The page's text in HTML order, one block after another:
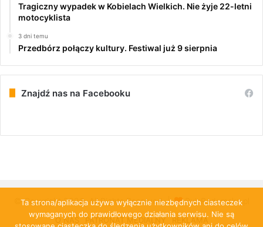
Tragiczny wypadek w Kobielach Wielkich. Nie żyje 22-letni
motocyklista
3 dni temu
Przedbórz połączy kultury. Festiwal już 9 sierpnia
Znajdź nas na Facebooku
© Copyright 2026, All Rights Reserved | PulsRadomska.pl
O NAS PATRONAT MEDIALNY REKLAMA
Ta strona/aplikacja używa wyłącznie niezbędnych ciasteczek
wymaganych do prawidłowego działania serwisu. Nie są